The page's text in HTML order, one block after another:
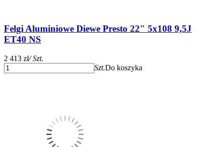
Felgi Aluminiowe Diewe Presto 22" 5x108 9,5J
ET40 NS
2 413 zł/ Szt.
Szt.Do koszyka